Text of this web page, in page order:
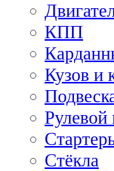
КПП
Кузов и
Рулевой
Стёкла